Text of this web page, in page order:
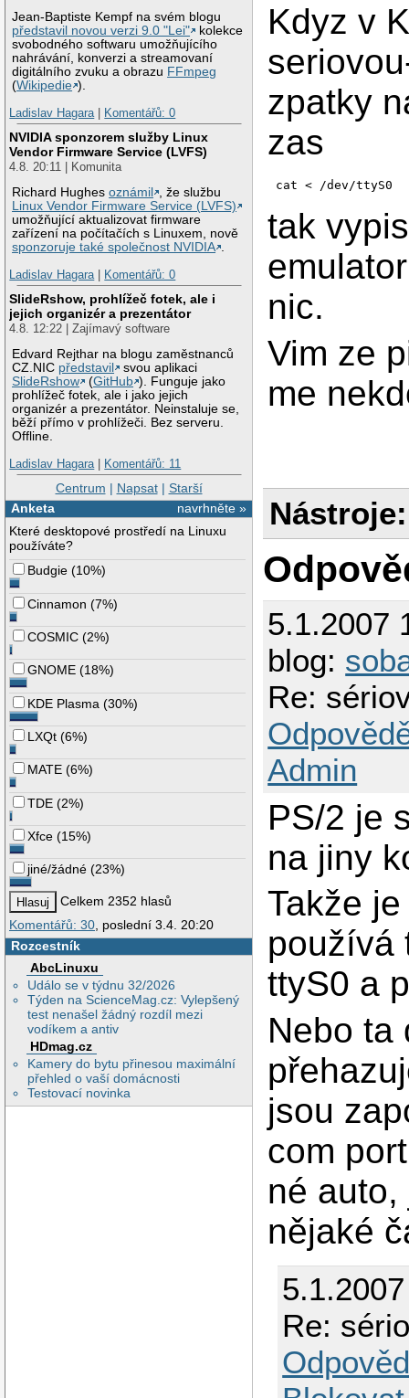
Jean-Baptiste Kempf na svém blogu
představil novou verzi 9.0 "Lei"
kolekce
svobodného softwaru umožňujícího
nahrávání, konverzi a streamovaní
digitálního zvuku a obrazu FFmpeg
(Wikipedie ).
Ladislav Hagara| Komentářů: 0
NVIDIA sponzorem služby Linux
Vendor Firmware Service (LVFS)
4.8. 20:11 | Komunita
Richard Hughesoznámil
, že službu
Linux Vendor Firmware Service (LVFS)
umožňující aktualizovat firmware
zařízení na počítačích s Linuxem, nově
sponzoruje také společnost NVIDIA .
Ladislav Hagara| Komentářů: 0
SlideRshow, prohlížeč fotek, ale i
jejich organizér a prezentátor
4.8. 12:22 | Zajímavý software
Edvard Rejthar na blogu zaměstnanců
CZ.NIC představil
svou aplikaci
SlideRshow
(GitHub ). Funguje jako
prohlížeč fotek, ale i jako jejich
organizér a prezentátor. Neinstaluje se,
běží přímo v prohlížeči. Bez serveru.
Offline.
Ladislav Hagara| Komentářů: 11
Centrum | Napsat| Starší
navrhněte »
Anketa
Které desktopové prostředí na Linuxu
používáte?
Budgie (10%)
Cinnamon (7%)
COSMIC (2%)
GNOME (18%)
KDE Plasma (30%)
LXQt (6%)
MATE (6%)
TDE (2%)
Xfce (15%)
jiné/žádné (23%)
Celkem 2352 hlasů
Komentářů: 30 , poslední 3.4. 20:20
Rozcestník
AbcLinuxu
Událo se v týdnu 32/2026
Týden na ScienceMag.cz: Vylepšený
test nenašel žádný rozdíl mezi
vodíkem a antiv
HDmag.cz
Kamery do bytu přinesou maximální
přehled o vaší domácnosti
Testovací novinka
Kdyz v
zpatky
zas
cat < /dev/ttyS0
tak
nic.
Vim ze
me
Nástroje:
5.1.2007
blog:
Re:
Admin
PS/2 je
na jiny
Takže
používá
ttyS0 a
Nebo ta
jsou
com
né
nějaké
Re: